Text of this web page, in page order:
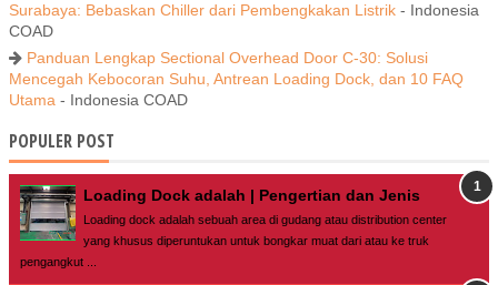
Surabaya: Bebaskan Chiller dari Pembengkakan Listrik - Indonesia
COAD
Panduan Lengkap Sectional Overhead Door C-30: Solusi
Mencegah Kebocoran Suhu, Antrean Loading Dock, dan 10 FAQ
Utama - Indonesia COAD
POPULER POST
Loading Dock adalah | Pengertian dan Jenis
Loading dock adalah sebuah area di gudang atau distribution center
yang khusus diperuntukan untuk bongkar muat dari atau ke truk
pengangkut ...